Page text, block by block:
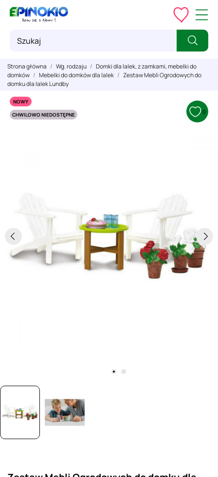
Strona główna Wg. rodzaju
Domki dla lalek, z zamkami, mebelki do
domków
Mebelki do domków dla lalek
Zestaw Mebli Ogrodowych do
domku dla lalek Lundby
NOWY
CHWILOWO NIEDOSTĘPNE
0